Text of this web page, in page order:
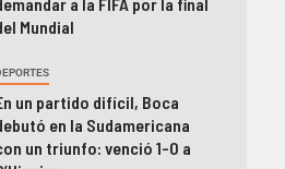
Mundial
un partido difícil, Boca
en la Sudamericana
un triunfo: venció 1-0 a